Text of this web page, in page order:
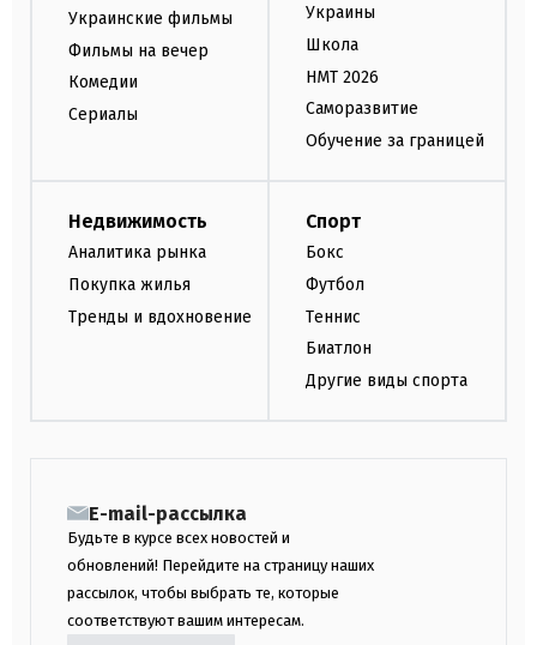
Украинские фильмы
Фильмы на вечер
Комедии
Сериалы
Украины
Школа
НМТ 2026
Саморазвитие
Обучение за границей
Недвижимость
Аналитика рынка
Покупка жилья
Тренды и вдохновение
Спорт
Бокс
Футбол
Теннис
Биатлон
Другие виды спорта
E-mail-рассылка
Будьте в курсе всех новостей и
обновлений! Перейдите на страницу наших
рассылок, чтобы выбрать те, которые
соответствуют вашим интересам.